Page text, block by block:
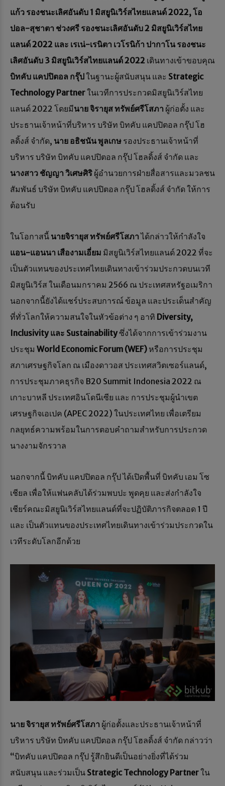
แก้ว รองชนะเลิศอันดับ 1 มิสยูนิเวิร์สไทยแลนด์ 2022, โอ
ปอล-สุชาตา ช่วงศรี รองชนะเลิศอันดับ 2 มิสยูนิเวิร์สไทย
แลนด์ 2022 และ เรเน่-เรนิตา เวโรนิก้า ปากาโน รองชนะ
เลิศอันดับ 3 มิสยูนิเวิร์สไทยแลนด์ 2022 เดินทางเข้าขอบคุณ
บิทคับ แคปปิตอล กรุ๊ปในฐานะผู้สนับสนุน และ Strategic
Technology Partnerในเวทีการประกวดมิสยูนิเวิร์สไทย
แลนด์ 2022 โดยมีนาย จิรายุส ทรัพย์ศรีโสภา ผู้ก่อตั้ง และ
ประธานเจ้าหน้าที่บริหาร บริษัท บิทคับ แคปปิตอล กรุ๊ป โฮ
ลดิ้งส์ จำกัด, นาย อธิชนัน พูลเกษ รองประธานเจ้าหน้าที่
บริหาร บริษัท บิทคับ แคปปิตอล กรุ๊ป โฮลดิ้งส์ จำกัด และ
นางสาว ชัญญา วิเศษศิริ ผู้อำนวยการฝ่ายสื่อสารและมวลชน
สัมพันธ์ บริษัท บิทคับ แคปปิตอล กรุ๊ป โฮลดิ้งส์ จำกัด ให้การ
ต้อนรับ
ในโอกาสนี้ นายจิรายุส ทรัพย์ศรีโสภาได้กล่าวให้กำลังใจ
แอน-แอนนา เสืองามเอี่ยม มิสยูนิเวิร์สไทยแลนด์ 2022 ที่จะ
เป็นตัวแทนของประเทศไทยเดินทางเข้าร่วมประกวดบนเวที
มิสยูนิเวิร์ส ในเดือนมกราคม 2566 ณ ประเทศสหรัฐอเมริกา
นอกจากนี้ยังได้แชร์ประสบการณ์ ข้อมูล และประเด็นสำคัญ
ที่ทั่วโลกให้ความสนใจในหัวข้อต่าง ๆ อาทิ Diversity,
Inclusivity และ Sustainabilityซึ่งได้จากการเข้าร่วมงาน
ประชุม World Economic Forum (WEF) หรือการประชุม
สภาเศรษฐกิจโลก ณ เมืองดาวอส ประเทศสวิตเซอร์แลนด์,
การประชุมภาคธุรกิจ B20 Summit Indonesia 2022 ณ
เกาะบาหลี ประเทศอินโดนีเซีย และ การประชุมผู้นำเขต
เศรษฐกิจเอเปค (APEC 2022) ในประเทศไทย เพื่อเตรียม
กลยุทธ์ความพร้อมในการตอบคำถามสำหรับการประกวด
นางงามจักรวาล
นอกจากนี้ บิทคับ แคปปิตอล กรุ๊ป ได้เปิดพื้นที่ บิทคับ เอม โซ
เชียล เพื่อให้แฟนคลับได้ร่วมพบปะ พูดคุย และส่งกำลังใจ
เชียร์คณะมิสยูนิเวิร์สไทยแลนด์ที่จะปฏิบัติภารกิจตลอด 1 ปี
และ เป็นตัวแทนของประเทศไทยเดินทางเข้าร่วมประกวดใน
เวทีระดับโลกอีกด้วย
นาย จิรายุส ทรัพย์ศรีโสภา ผู้ก่อตั้งและประธานเจ้าหน้าที่
บริหาร บริษัท บิทคับ แคปปิตอล กรุ๊ป โฮลดิ้งส์ จำกัด กล่าวว่า
“บิทคับ แคปปิตอล กรุ๊ป รู้สึกยินดีเป็นอย่างยิ่งที่ได้ร่วม
สนับสนุน และร่วมเป็น Strategic Technology Partnerใน